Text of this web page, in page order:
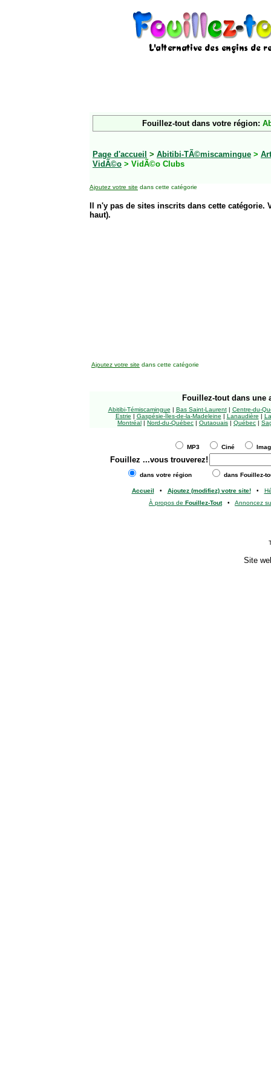
Fouillez-tout dans votre région:
Page d'accueil > Abitibi-TÃ©miscamingue >
VidÃ©o > VidÃ©o Clubs
Ajoutez votre site dans cette catégorie
Il n'y pas de sites inscrits dans cette
haut).
Ajoutez votre site dans cette catégorie
Fouillez-tout dans une
Abitibi-Témiscamingue | Bas Saint-Laurent| Centre-du-
Estrie | Gaspésie-Îles-de-la-Madeleine | Lanaudière |
Montréal | Nord-du-Québec | Outaouais | Québec |
MP3 Ciné
Fouillez ...vous trouverez!
dans votre région dans Fouillez-
Accueil • Ajoutez (modifiez) votre site!•
À propos de Fouillez-Tout• Annoncez
Site